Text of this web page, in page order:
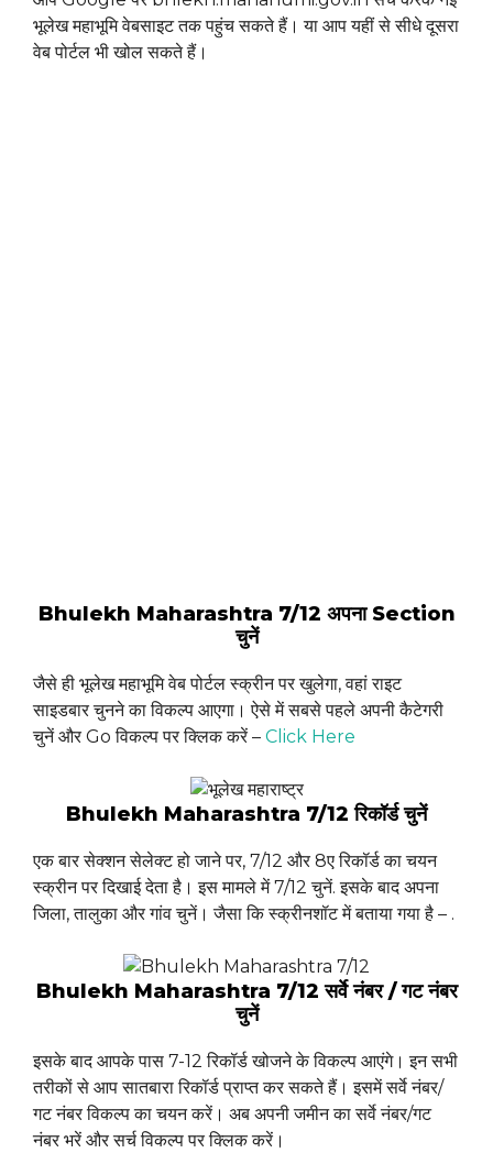
भूलेख महाभूमि वेबसाइट तक पहुंच सकते हैं। या आप यहीं से सीधे दूसरा
वेब पोर्टल भी खोल सकते हैं।
Bhulekh Maharashtra 7/12 अपना Section
चुनें
जैसे ही भूलेख महाभूमि वेब पोर्टल स्क्रीन पर खुलेगा, वहां राइट
साइडबार चुनने का विकल्प आएगा। ऐसे में सबसे पहले अपनी कैटेगरी
चुनें और Go विकल्प पर क्लिक करें – Click Here
Bhulekh Maharashtra 7/12 रिकॉर्ड चुनें
एक बार सेक्शन सेलेक्ट हो जाने पर, 7/12 और 8ए रिकॉर्ड का चयन
स्क्रीन पर दिखाई देता है। इस मामले में 7/12 चुनें. इसके बाद अपना
जिला, तालुका और गांव चुनें। जैसा कि स्क्रीनशॉट में बताया गया है – .
Bhulekh Maharashtra 7/12 सर्वे नंबर / गट नंबर
चुनें
इसके बाद आपके पास 7-12 रिकॉर्ड खोजने के विकल्प आएंगे। इन सभी
तरीकों से आप सातबारा रिकॉर्ड प्राप्त कर सकते हैं। इसमें सर्वे नंबर/
गट नंबर विकल्प का चयन करें। अब अपनी जमीन का सर्वे नंबर/गट
नंबर भरें और सर्च विकल्प पर क्लिक करें।